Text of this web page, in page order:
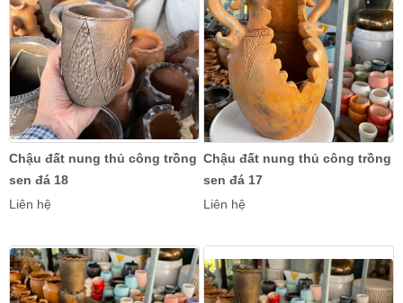
Chậu đất nung thủ công trồng
sen đá 18
Liên hệ
Chậu đất nung thủ công trồng
sen đá 17
Liên hệ